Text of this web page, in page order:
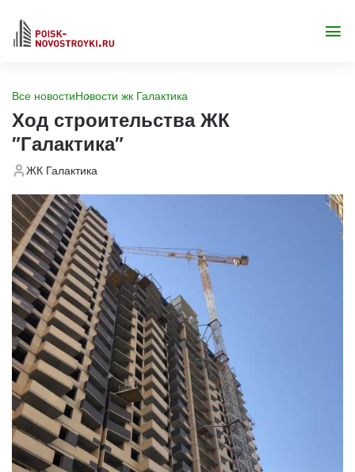
Все новостиНовости жк Галактика
Ход строительства ЖК
"Галактика"
ЖК Галактика